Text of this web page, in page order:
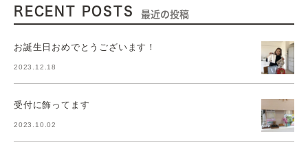
RECENT POSTS 最近の投稿
お誕生日おめでとうございます！
2023.12.18
受付に飾ってます
2023.10.02